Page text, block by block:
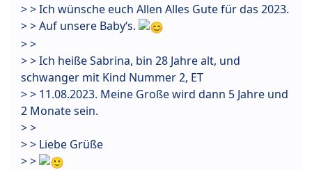
> > Ich wünsche euch Allen Alles Gute für das 2023.
> > Auf unsere Baby‘s.
> >
> > Ich heiße Sabrina, bin 28 Jahre alt, und
schwanger mit Kind Nummer 2, ET
> > 11.08.2023. Meine Große wird dann 5 Jahre und
2 Monate sein.
> >
> > Liebe Grüße
> >